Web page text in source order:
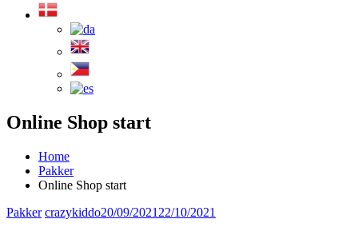
Online Shop start
Home
Pakker
Online Shop start
Pakker crazykiddo20/09/2021 22/10/2021